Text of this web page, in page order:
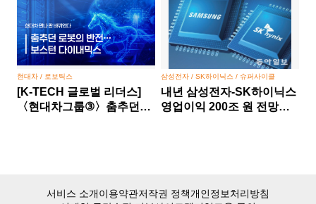
현대차 / 로보틱스
[K-TECH 글로벌 리더스]
〈현대차그룹③〉춤추던
삼성전자 / SK하이닉스 / 슈퍼사이클
내년 삼성전자-SK하이닉스
영업이익 200조 원 전망…
서비스 소개이용약관저작권 정책개인정보처리방침